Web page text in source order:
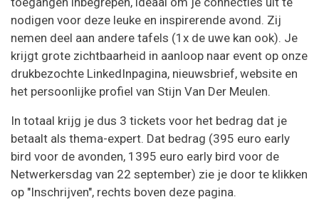
nodigen voor deze leuke en inspirerende avond. Zij
nemen deel aan andere tafels (1x de uwe kan ook). Je
krijgt grote zichtbaarheid in aanloop naar event op onze
drukbezochte LinkedInpagina, nieuwsbrief, website en
het persoonlijke profiel van Stijn Van Der Meulen.
In totaal krijg je dus 3 tickets voor het bedrag dat je
betaalt als thema-expert. Dat bedrag (395 euro early
bird voor de avonden, 1395 euro early bird voor de
Netwerkersdag van 22 september) zie je door te klikken
op "Inschrijven", rechts boven deze pagina.